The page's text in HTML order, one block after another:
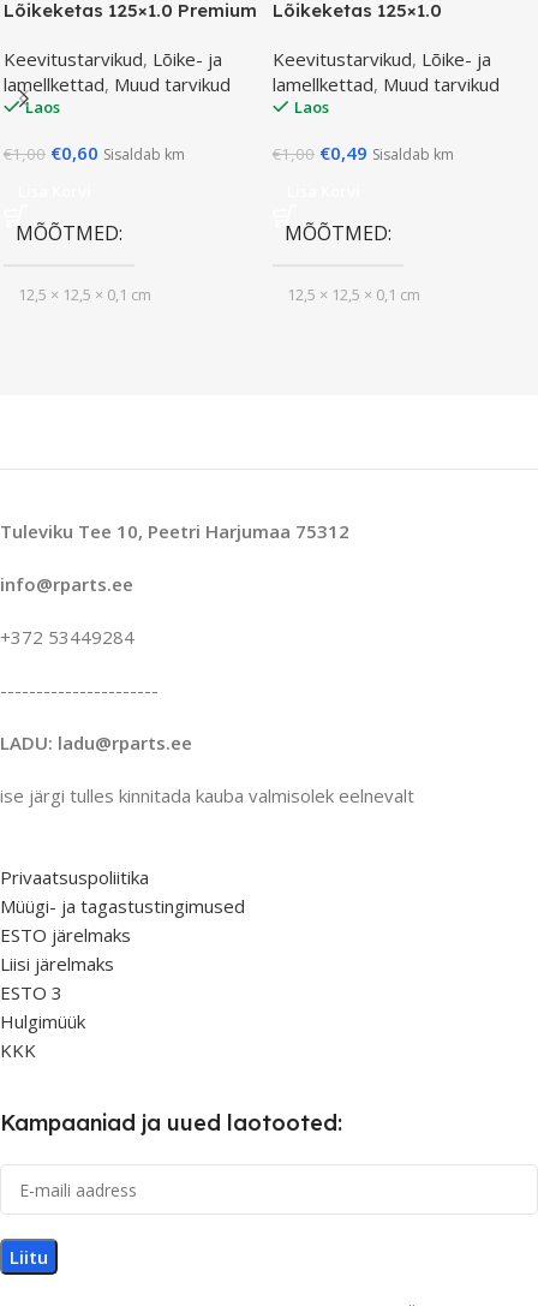
Lõikeketas 125×1.0 Premium
Keevitustarvikud, Lõike- ja
lamellkettad, Muud tarvikud
Laos
€1,00 €0,60 Sisaldab km
MÕÕTMED
12,5 × 12,5 × 0,1 cm
Lõikeketas 125×1.0
Keevitustarvikud, Lõike- ja
lamellkettad, Muud tarvikud
Laos
€1,00 €0,49 Sisaldab km
MÕÕTMED
12,5 × 12,5 × 0,1 cm
Tuleviku Tee 10, Peetri Harjumaa 75312
info@rparts.ee
+372 53449284
----------------------
LADU: ladu@rparts.ee
ise järgi tulles kinnitada kauba valmisolek eelnevalt
Privaatsuspoliitika
Müügi- ja tagastustingimused
ESTO järelmaks
Liisi järelmaks
ESTO 3
Hulgimüük
KKK
Kampaaniad ja uued laotooted: